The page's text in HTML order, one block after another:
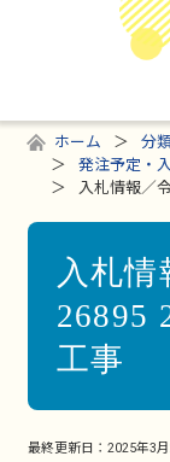
ホーム 分
発注予定・
入札情報／
入札情
26895
工事
最終更新日： 2025年3